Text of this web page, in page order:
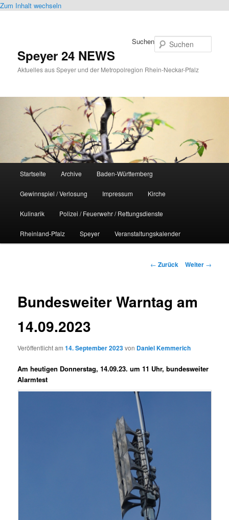
Zum Inhalt wechseln
Speyer 24 NEWS
Aktuelles aus Speyer und der Metropolregion Rhein-Neckar-Pfalz
Suchen
Startseite Archive Baden-Württemberg
Gewinnspiel / Verlosung Impressum Kirche
Kulinarik Polizei / Feuerwehr / Rettungsdienste
Rheinland-Pfalz Speyer Veranstaltungskalender
Beitrags-
← Zurück Weiter →
Bundesweiter Warntag am
14.09.2023
Veröffentlicht am14. September 2023von Daniel Kemmerich
Am heutigen Donnerstag, 14.09.23. um 11 Uhr, bundesweiter
Alarmtest